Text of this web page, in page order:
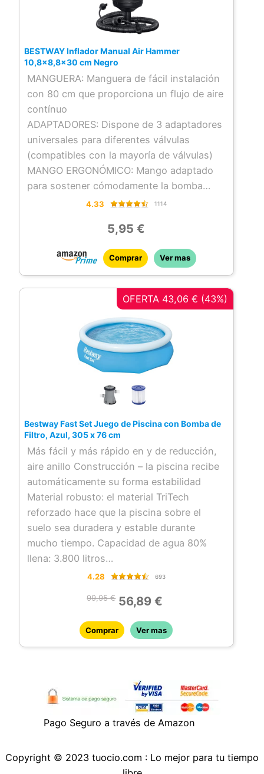
El agua se vacía fácilmente a través de la
válvula de drenaje con control de caudal y,
compacta para que pueda guardarla
cómodamente hasta el verano siguiente.
BESTWAY Inflador Manual Air Hammer
10,8×8,8×30 cm Negro
MANGUERA: Manguera de fácil instalación
con 80 cm que proporciona un flujo de aire
contínuo
ADAPTADORES: Dispone de 3 adaptadores
universales para diferentes válvulas
(compatibles con la mayoría de válvulas)
MANGO ERGONÓMICO: Mango adaptado
para sostener cómodamente la bomba
manual de aire
CONTIENE: 1 bomba manual, 3
adaptadores de válvula
4.33 1114
5,95 €
Comprar Ver mas
OFERTA 43,06 € (43%)
Bestway Fast Set Juego de Piscina con Bomba de
Filtro, Azul, 305 x 76 cm
Más fácil y más rápido en y de reducción,
aire anillo Construcción – la piscina recibe
automáticamente su forma estabilidad
Material robusto: el material TriTech
reforzado hace que la piscina sobre el
suelo sea duradera y estable durante
mucho tiempo. Capacidad de agua 80%
llena: 3.800 litros
Agua limpia: la bomba de filtración y los
higiénica de manera confiable
Almacenamiento que ahorra espacio: al
final de la temporada, la piscina del jardín
se puede desmontar y almacenar
4.28 693
99,95 € 56,89 €
Comprar Ver mas
Pago Seguro a través de Amazon
Copyright © 2023 tuocio.com : Lo mejor para tu tiempo